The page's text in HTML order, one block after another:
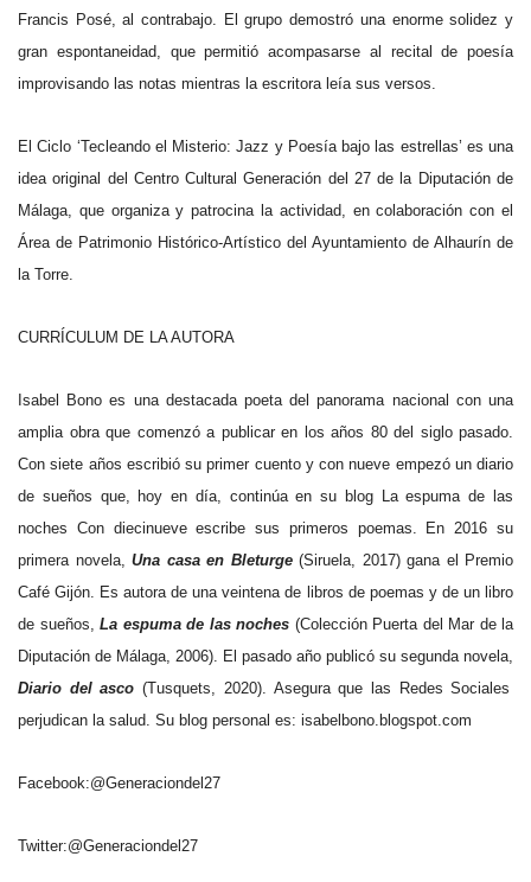
Francis Posé, al contrabajo. El grupo demostró una enorme solidez y
gran espontaneidad, que permitió acompasarse al recital de poesía
improvisando las notas mientras la escritora leía sus versos.
El Ciclo ‘Tecleando el Misterio: Jazz y Poesía bajo las estrellas’ es una
idea original del Centro Cultural Generación del 27 de la Diputación de
Málaga, que organiza y patrocina la actividad, en colaboración con el
Área de Patrimonio Histórico-Artístico del Ayuntamiento de Alhaurín de
la Torre.
CURRÍCULUM DE LA AUTORA
Isabel Bono es una destacada poeta del panorama nacional con una
amplia obra que comenzó a publicar en los años 80 del siglo pasado.
Con siete años escribió su primer cuento y con nueve empezó un diario
de sueños que, hoy en día, continúa en su blog La espuma de las
noches Con diecinueve escribe sus primeros poemas. En 2016 su
primera novela, Una casa en Bleturge(Siruela, 2017) gana el Premio
Café Gijón. Es autora de una veintena de libros de poemas y de un libro
de sueños, La espuma de las noches (Colección Puerta del Mar de la
Diputación de Málaga, 2006). El pasado año publicó su segunda novela,
Diario del asco (Tusquets, 2020). Asegura que las Redes Sociales
perjudican la salud. Su blog personal es: isabelbono.blogspot.com
Facebook:@Generaciondel27
Twitter:@Generaciondel27